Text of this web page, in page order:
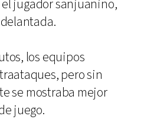
jugador sanjuanino,
los equipos
pero sin
se mostraba mejor
juego.